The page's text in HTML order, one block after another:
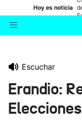
Hoy es noticia
Escuchar
Erandio: